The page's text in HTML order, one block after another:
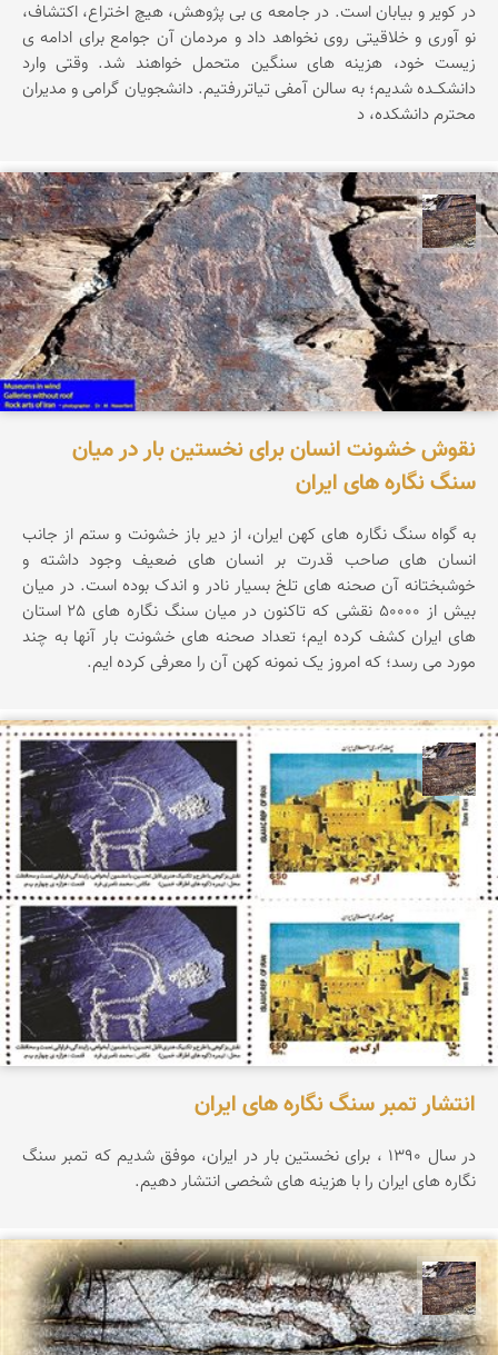
در کویر و بیابان است. در جامعه ی بی پژوهش، هیچ اختراع، اکتشاف،
نو آوری و خلاقیتی روی نخواهد داد و مردمان آن جوامع برای ادامه ی
زیست خود، هزینه های سنگین متحمل خواهند شد. وقتی وارد
دانشکــده شدیم؛ به سالن آمفی تیاتررفتیم. دانشجویان گرامی و مدیران
محترم دانشکده، د
محمد ناصری فرد
نقوش خشونت انسان برای نخستین بار در میان
سنگ نگاره های ایران
به گواه سنگ نگاره های کهن ایران، از دیر باز خشونت و ستم از جانب
انسان های صاحب قدرت بر انسان های ضعیف وجود داشته و
خوشبختانه آن صحنه های تلخ بسیار نادر و اندک بوده است. در میان
بیش از 50000 نقشی که تاکنون در میان سنگ نگاره های 25 استان
های ایران کشف کرده ایم؛ تعداد صحنه های خشونت بار آنها به چند
مورد می رسد؛ که امروز یک نمونه کهن آن را معرفی کرده ایم.
محمد ناصری فرد
انتشار تمبر سنگ نگاره های ایران
در سال 1390 ، برای نخستین بار در ایران، موفق شدیم که تمبر سنگ
نگاره های ایران را با هزینه های شخصی انتشار دهیم.
محمد ناصری فرد